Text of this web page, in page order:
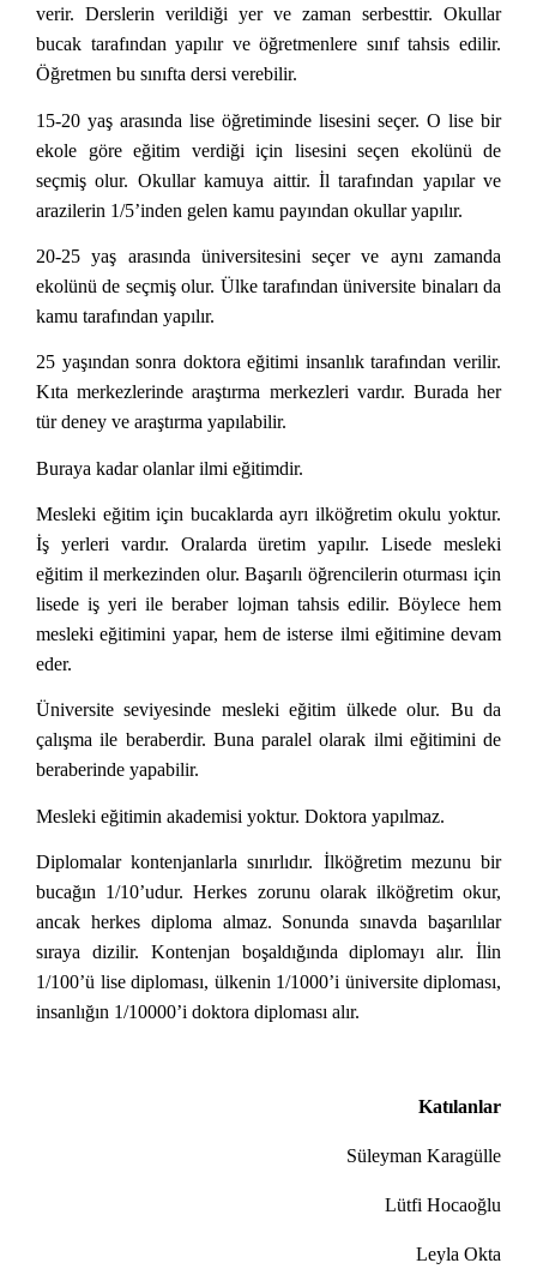
verir. Derslerin verildiği yer ve zaman serbesttir. Okullar
bucak tarafından yapılır ve öğretmenlere sınıf tahsis edilir.
Öğretmen bu sınıfta dersi verebilir.
15-20 yaş arasında lise öğretiminde lisesini seçer. O lise bir
ekole göre eğitim verdiği için lisesini seçen ekolünü de
seçmiş olur. Okullar kamuya aittir. İl tarafından yapılar ve
arazilerin 1/5’inden gelen kamu payından okullar yapılır.
20-25 yaş arasında üniversitesini seçer ve aynı zamanda
ekolünü de seçmiş olur. Ülke tarafından üniversite binaları da
kamu tarafından yapılır.
25 yaşından sonra doktora eğitimi insanlık tarafından verilir.
Kıta merkezlerinde araştırma merkezleri vardır. Burada her
tür deney ve araştırma yapılabilir.
Buraya kadar olanlar ilmi eğitimdir.
Mesleki eğitim için bucaklarda ayrı ilköğretim okulu yoktur.
İş yerleri vardır. Oralarda üretim yapılır. Lisede mesleki
eğitim il merkezinden olur. Başarılı öğrencilerin oturması için
lisede iş yeri ile beraber lojman tahsis edilir. Böylece hem
mesleki eğitimini yapar, hem de isterse ilmi eğitimine devam
eder.
Üniversite seviyesinde mesleki eğitim ülkede olur. Bu da
çalışma ile beraberdir. Buna paralel olarak ilmi eğitimini de
beraberinde yapabilir.
Mesleki eğitimin akademisi yoktur. Doktora yapılmaz.
Diplomalar kontenjanlarla sınırlıdır. İlköğretim mezunu bir
bucağın 1/10’udur. Herkes zorunu olarak ilköğretim okur,
ancak herkes diploma almaz. Sonunda sınavda başarılılar
sıraya dizilir. Kontenjan boşaldığında diplomayı alır. İlin
1/100’ü lise diploması, ülkenin 1/1000’i üniversite diploması,
insanlığın 1/10000’i doktora diploması alır.
Katılanlar
Süleyman Karagülle
Lütfi Hocaoğlu
Leyla Okta